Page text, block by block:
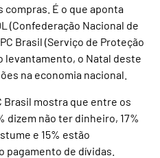
É o que aponta
(Confederação Nacional de
Brasil (Serviço de Proteção
levantamento, o Natal deste
na economia nacional.
Brasil mostra que entre os
dizem não ter dinheiro, 17%
e 15% estão
pagamento de dívidas.